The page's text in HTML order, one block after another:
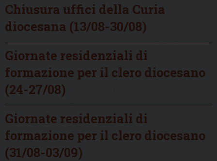
Chiusura uffici della Curia
diocesana (13/08-30/08)
Giornate residenziali di
formazione per il clero diocesano
(24-27/08)
Giornate residenziali di
formazione per il clero diocesano
(31/08-03/09)